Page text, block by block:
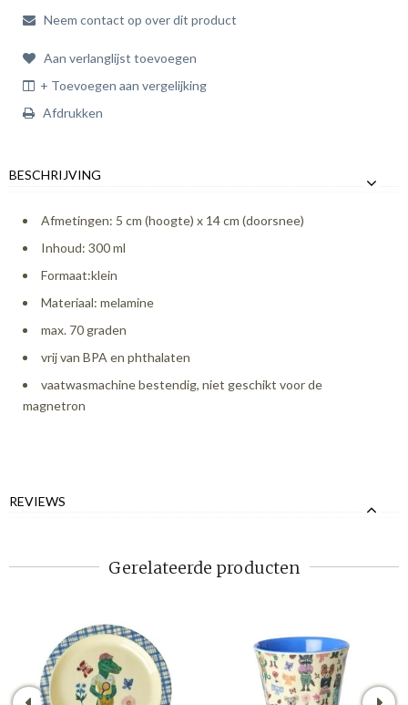
Neem contact op over dit product
Aan verlanglijst toevoegen
+ Toevoegen aan vergelijking
Afdrukken
BESCHRIJVING
Afmetingen: 5 cm (hoogte) x 14 cm (doorsnee)
Inhoud: 300 ml
Formaat:klein
Materiaal: melamine
max. 70 graden
vrij van BPA en phthalaten
vaatwasmachine bestendig, niet geschikt voor de
magnetron
REVIEWS
Gerelateerde producten